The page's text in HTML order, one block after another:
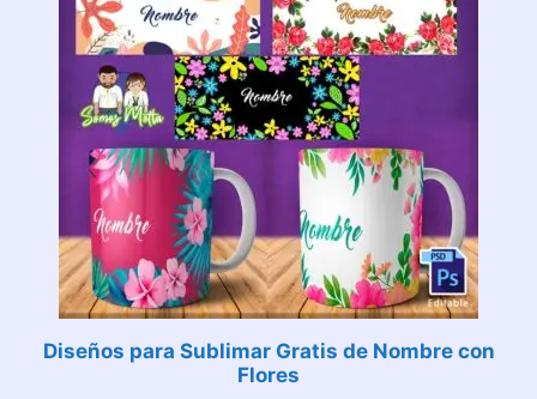
Diseños para Sublimar Gratis de Nombre con
Flores